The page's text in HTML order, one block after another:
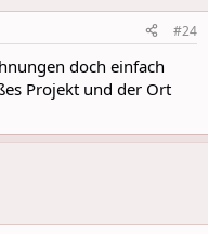
#24
doch einfach
Projekt und der Ort